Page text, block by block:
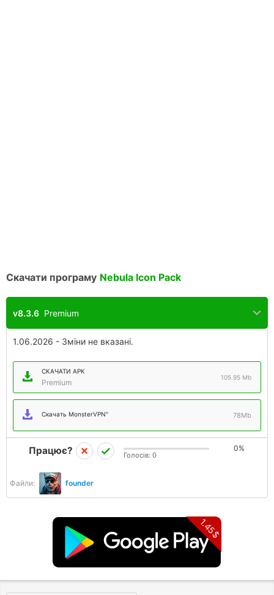
Скачати програму Nebula Icon Pack
v8.3.6 Premium
1.06.2026 - Зміни не вказані.
СКАЧАТИ APK
Premium
105.95 Mb
Скачать MonsterVPN" 78Mb
Файли: founder
Працює? 0%
Голосів: 0
1.45$